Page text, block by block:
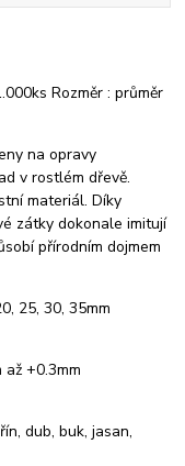
Rozměr : průměr
na opravy
v rostlém dřevě.
materiál. Díky
zátky dokonale imitují
přírodním dojmem
25, 30, 35mm
+0.3mm
buk, jasan,